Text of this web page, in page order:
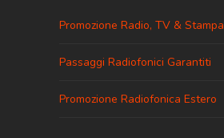
Promozione Radio, TV & Stampa
Passaggi Radiofonici Garantiti
Promozione Radiofonica Estero